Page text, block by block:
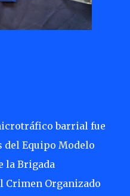
barrial fue
del Equipo Modelo
la Brigada
Crimen Organizado